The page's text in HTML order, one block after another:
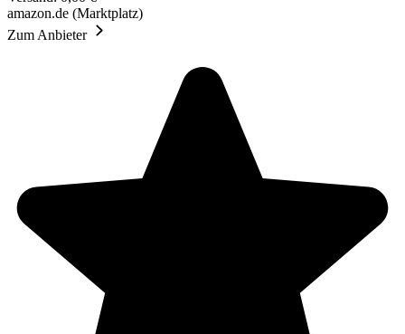
amazon.de (Marktplatz)
Zum Anbieter